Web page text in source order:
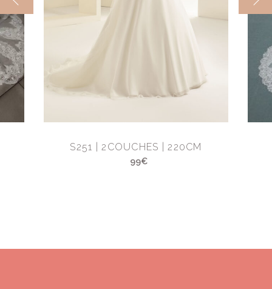
S251 | 2COUCHES | 220CM
99€